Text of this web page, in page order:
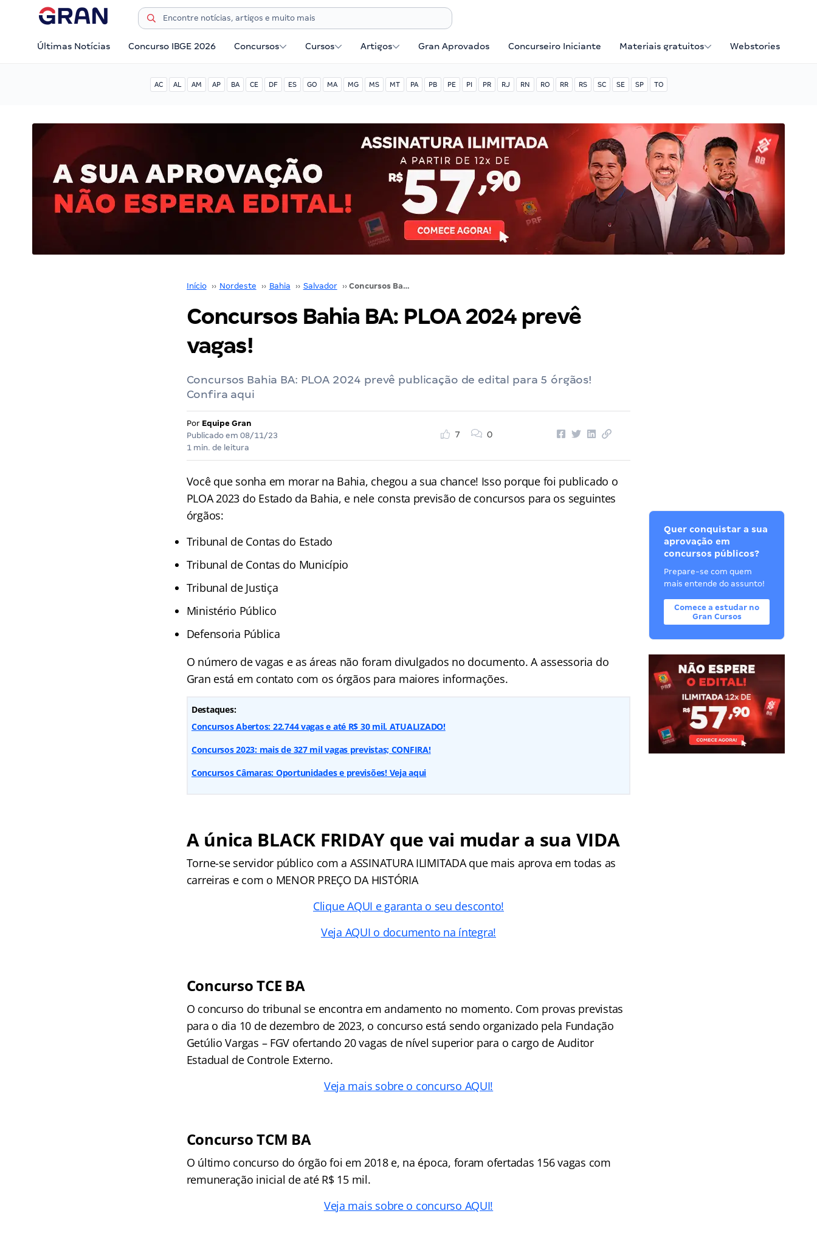
Últimas Notícias Concurso IBGE 2026 Concursos Cursos Artigos Gran Aprovados Concurseiro Iniciante Materiais gratuitos Webstories
AC AL AM AP BA CE DF ES GO MA MG MS MT PA PB PE PI PR RJ RN RO RR RS SC SE SP TO
Início ›› Nordeste ›› Bahia ›› Salvador ›› Concursos Bahia BA: PLOA 2024 prevê vagas!
Concursos Bahia BA: PLOA 2024 prevê
vagas!
Concursos Bahia BA: PLOA 2024 prevê publicação de edital para 5 órgãos!
Confira aqui
Por Equipe Gran
Publicado em 08/11/23
1 min. de leitura
7 0
Você que sonha em morar na Bahia, chegou a sua chance! Isso porque foi publicado o
PLOA 2023 do Estado da Bahia, e nele consta previsão de concursos para os seguintes
órgãos:
Tribunal de Contas do Estado
Tribunal de Contas do Município
Tribunal de Justiça
Ministério Público
Defensoria Pública
O número de vagas e as áreas não foram divulgados no documento. A assessoria do
Gran está em contato com os órgãos para maiores informações.
Destaques:
Concursos Abertos: 22.744 vagas e até R$ 30 mil. ATUALIZADO!
Concursos 2023: mais de 327 mil vagas previstas; CONFIRA!
Concursos Câmaras: Oportunidades e previsões! Veja aqui
A única BLACK FRIDAY que vai mudar a sua VIDA
Torne-se servidor público com a ASSINATURA ILIMITADA que mais aprova em todas as
carreiras e com o MENOR PREÇO DA HISTÓRIA
Clique AQUI e garanta o seu desconto!
Veja AQUI o documento na íntegra!
Concurso TCE BA
O concurso do tribunal se encontra em andamento no momento. Com provas previstas
para o dia 10 de dezembro de 2023, o concurso está sendo organizado pela Fundação
Getúlio Vargas – FGV ofertando 20 vagas de nível superior para o cargo de Auditor
Estadual de Controle Externo.
Veja mais sobre o concurso AQUI!
Concurso TCM BA
O último concurso do órgão foi em 2018 e, na época, foram ofertadas 156 vagas com
remuneração inicial de até R$ 15 mil.
Veja mais sobre o concurso AQUI!
Quer conquistar a sua
aprovação em
concursos públicos?
Prepare-se com quem
mais entende do assunto!
Comece a estudar no
Gran Cursos